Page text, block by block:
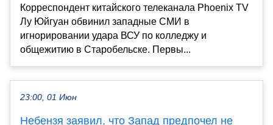
Корреспондент китайского телеканала Phoenix TV
Лу Юйгуан обвинил западные СМИ в
игнорировании удара ВСУ по колледжу и
общежитию в Старобельске. Первы...
23:00, 01 Июн
Небензя заявил, что Запад предпочел не